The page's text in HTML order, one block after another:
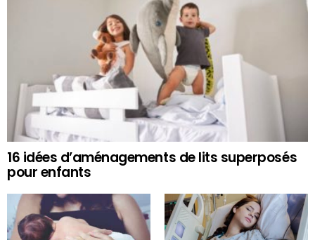
16 idées d’aménagements de lits superposés
pour enfants